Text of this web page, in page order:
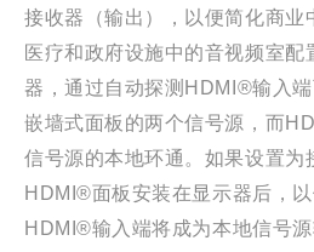
接收器（输出），以便简化商业
医疗和政府设施中的音视频室配
器，通过自动探测HDMI®输入
嵌墙式面板的两个信号源，而
信号源的本地环通。如果设置为
HDMI®面板安装在显示器后，
HDMI®输入端将成为本地信号